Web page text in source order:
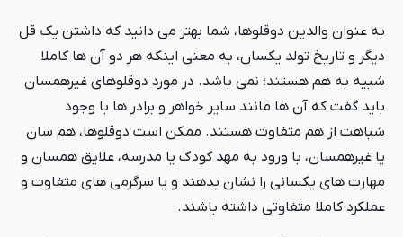
به عنوان والدين دوقلوها، شما بهتر می دانید که داشتن یک قل
دیگر و تاریخ تولد یکسان، به معنی اینکه هر دو آن ها کاملا
شبیه به هم هستند؛ نمی باشد. در مورد دوقلوهای غیرهمسان
باید گفت که آن ها مانند سایر خواهر و برادر ها با وجود
شباهت از هم متفاوت هستند. ممكن است دوقلوها، هم سان
یا غیرهمسان، با ورود به مهد کودک یا مدرسه، علایق همسان و
مهارت های یکسانی را نشان بدهند و یا سرگرمی های متفاوت و
عملکرد کاملا متفاوتی داشته باشند.